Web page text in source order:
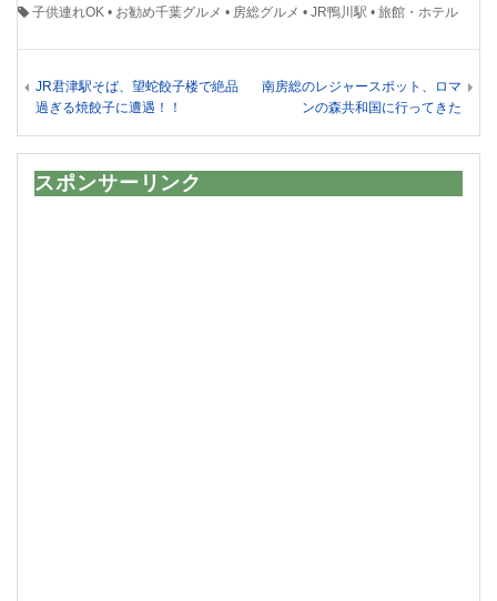
子供連れOK • お勧め千葉グルメ • 房総グルメ • JR鴨川駅 • 旅館・ホテル
JR君津駅そば、望蛇餃子楼で絶品
過ぎる焼餃子に遭遇！！
南房総のレジャースポット、ロマ
ンの森共和国に行ってきた
スポンサーリンク